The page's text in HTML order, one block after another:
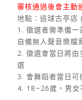
審核通過後會主動
地點：這球古亭店
1. 徵選者需準備一
自備無人聲音樂檔
2. 徵選會當日將
選
3. 會舞蹈者當日可
4. 18~26歲，男女